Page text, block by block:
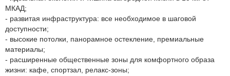
МКАД;
- развитая инфраструктура: все необходимое в шаговой
доступности;
- высокие потолки, панорамное остекление, премиальные
материалы;
- расширенные общественные зоны для комфортного образа
жизни: кафе, спортзал, релакс-зоны;